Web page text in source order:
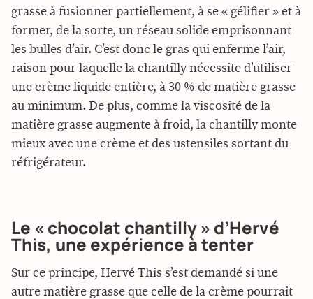
grasse à fusionner partiellement, à se « gélifier » et à
former, de la sorte, un réseau solide emprisonnant
les bulles d’air. C’est donc le gras qui enferme l’air,
raison pour laquelle la chantilly nécessite d’utiliser
une crème liquide entière, à 30 % de matière grasse
au minimum. De plus, comme la viscosité de la
matière grasse augmente à froid, la chantilly monte
mieux avec une crème et des ustensiles sortant du
réfrigérateur.
Le « chocolat chantilly » d’Hervé
This, une expérience à tenter
Sur ce principe, Hervé This s’est demandé si une
autre matière grasse que celle de la crème pourrait